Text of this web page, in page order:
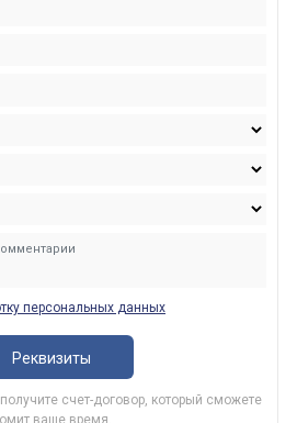
персональных данных
Реквизиты
счет-договор, который сможете
ваше время.